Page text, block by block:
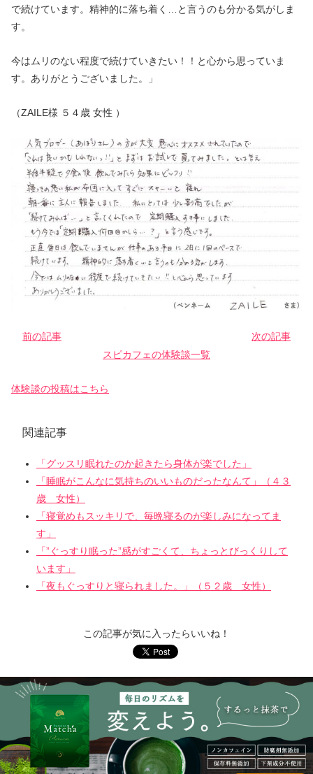
で続けています。精神的に落ち着く…と言うのも分かる気がしま
す。
今はムリのない程度で続けていきたい！！と心から思っていま
す。ありがとうございました。」
（ZAILE様 ５４歳 女性 ）
前の記事
次の記事
スピカフェの体験談一覧
体験談の投稿はこちら
関連記事
「グッスリ眠れたのか起きたら身体が楽でした」
「睡眠がこんなに気持ちのいいものだったなんて」（４３
歳 女性）
「寝覚めもスッキリで、毎晩寝るのが楽しみになってま
す」
「”ぐっすり眠った”感がすごくて、ちょっとびっくりして
います」
「夜もぐっすりと寝られました。」（５２歳 女性）